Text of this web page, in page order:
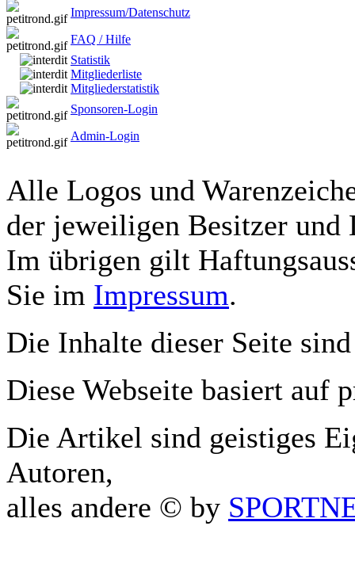
Impressum/Datenschutz
FAQ / Hilfe
Statistik
Mitgliederliste
Mitgliederstatistik
Sponsoren-Login
Admin-Login
Alle Logos und
der jeweiligen Besitzer und
Im übrigen gilt
Sie im Impressum.
Die Inhalte dieser Seite
Diese Webseite basiert auf
Die Artikel sind geistiges
Autoren,
alles andere © by